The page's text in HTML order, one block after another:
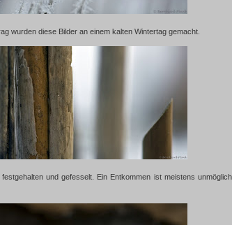
wurden diese Bilder an einem kalten Wintertag gemacht.
und gefesselt. Ein Entkommen ist meistens